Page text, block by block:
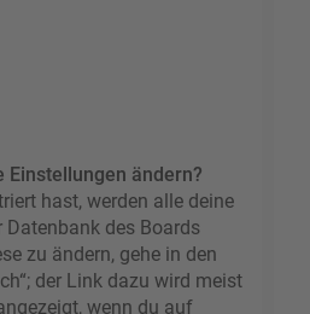
Einstellungen ändern?
hast, werden alle deine
Datenbank des Boards
zu ändern, gehe in den
der Link dazu wird meist
wenn du auf